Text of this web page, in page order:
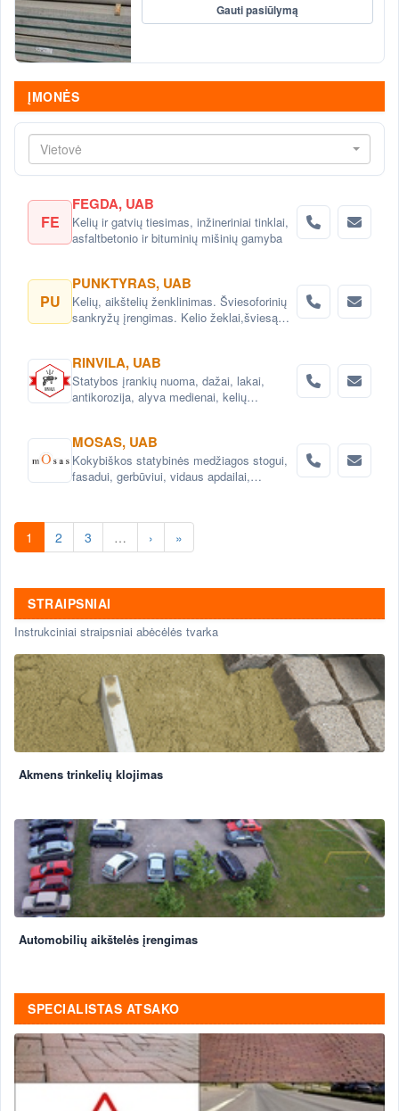
Gauti pasiūlymą
ĮMONĖS
Vietovė
FE
FEGDA, UAB
Kelių ir gatvių tiesimas, inžineriniai tinklai,
asfaltbetonio ir bituminių mišinių gamyba
PU
PUNKTYRAS, UAB
Kelių, aikštelių ženklinimas. Šviesoforinių
sankryžų įrengimas. Kelio žeklai,šviesą
RINVILA, UAB
Statybos įrankių nuoma, dažai, lakai,
antikorozija, alyva medienai, kelių
MOSAS, UAB
Kokybiškos statybinės medžiagos stogui,
fasadui, gerbūviui, vidaus apdailai,
1 2 3 … › »
STRAIPSNIAI
Instrukciniai straipsniai abėcėlės tvarka
Akmens trinkelių klojimas
Automobilių aikštelės įrengimas
SPECIALISTAS ATSAKO